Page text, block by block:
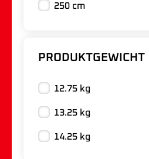
250 cm
PRODUKTGEWICHT
12.75 kg
13.25 kg
14.25 kg